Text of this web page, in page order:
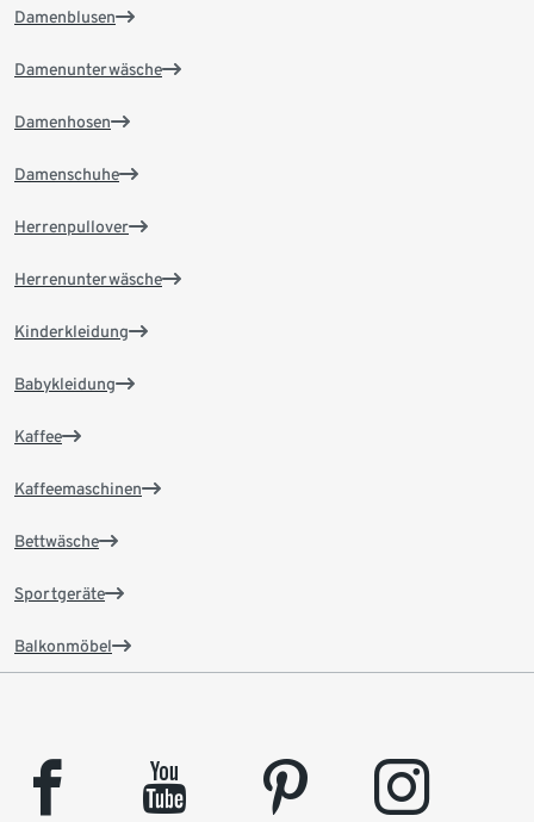
Damenblusen
Damenunterwäsche
Damenhosen
Damenschuhe
Herrenpullover
Herrenunterwäsche
Kinderkleidung
Babykleidung
Kaffee
Kaffeemaschinen
Bettwäsche
Sportgeräte
Balkonmöbel
facebook youtube pinterest instagram